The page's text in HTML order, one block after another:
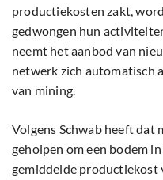
productiekosten zakt,
gedwongen hun
neemt het aanbod van
netwerk zich automatisch
van mining.
Volgens Schwab heeft dat
geholpen om een bodem
gemiddelde productiekost